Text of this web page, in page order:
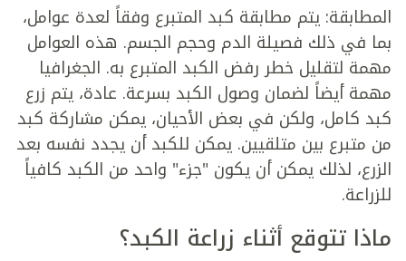
المطابقة: يتم مطابقة كبد المتبرع وفقاً لعدة عوامل،
بما في ذلك فصيلة الدم وحجم الجسم. هذه العوامل
مهمة لتقليل خطر رفض الكبد المتبرع به. الجغرافيا
مهمة أيضاً لضمان وصول الكبد بسرعة. عادة، يتم زرع
كبد كامل، ولكن في بعض الأحيان، يمكن مشاركة كبد
من متبرع بين متلقيين. يمكن للكبد أن يجدد نفسه بعد
الزرع، لذلك يمكن أن يكون "جزء" واحد من الكبد كافياً
للزراعة.
ماذا تتوقع أثناء زراعة الكبد؟